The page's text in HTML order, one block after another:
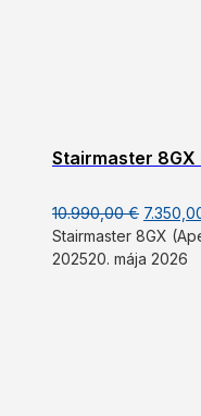
Stairmaster 8GX
10.990,00€ Original
price
was:
Stairmaster 8GX
202520. mája 2026